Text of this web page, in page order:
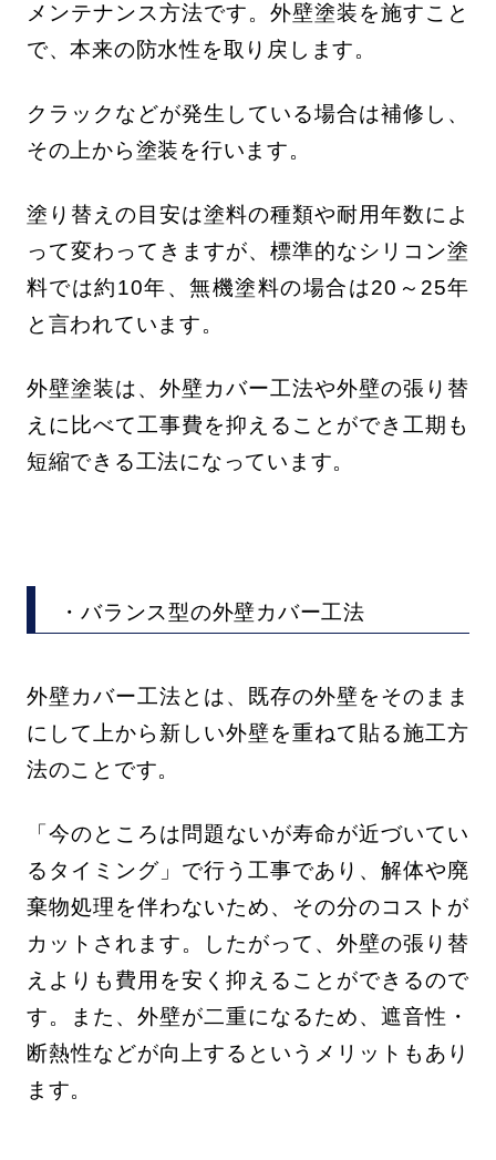
メンテナンス方法です。外壁塗装を施すこと
で、本来の防水性を取り戻します。
クラックなどが発生している場合は補修し、
その上から塗装を行います。
塗り替えの目安は塗料の種類や耐用年数によ
って変わってきますが、標準的なシリコン塗
料では約10年、無機塗料の場合は20～25年
と言われています。
外壁塗装は、外壁カバー工法や外壁の張り替
えに比べて工事費を抑えることができ工期も
短縮できる工法になっています。
・バランス型の外壁カバー工法
外壁カバー工法とは、既存の外壁をそのまま
にして上から新しい外壁を重ねて貼る施工方
法のことです。
「今のところは問題ないが寿命が近づいてい
るタイミング」で行う工事であり、解体や廃
棄物処理を伴わないため、その分のコストが
カットされます。したがって、外壁の張り替
えよりも費用を安く抑えることができるので
す。また、外壁が二重になるため、遮音性・
断熱性などが向上するというメリットもあり
ます。